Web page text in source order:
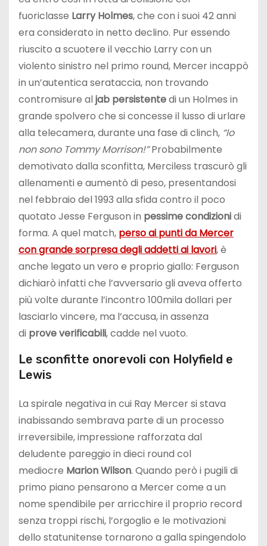
fuoriclasse Larry Holmes, che con i suoi 42 anni
era considerato in netto declino. Pur essendo
riuscito a scuotere il vecchio Larry con un
violento sinistro nel primo round, Mercer incappò
in un’autentica serataccia, non trovando
contromisure aljab persistentedi un Holmes in
grande spolvero che si concesse il lusso di urlare
alla telecamera, durante una fase di clinch, “Io
non sono Tommy Morrison!”Probabilmente
demotivato dalla sconfitta, Merciless trascurò gli
allenamenti e aumentò di peso, presentandosi
nel febbraio del 1993 alla sfida contro il poco
quotato Jesse Ferguson in pessime condizionidi
forma. A quel match, perso ai punti da Mercer
con grande sorpresa degli addetti ai lavori, è
anche legato un vero e proprio giallo: Ferguson
dichiarò infatti che l’avversario gli aveva offerto
più volte durante l’incontro 100mila dollari per
lasciarlo vincere, ma l’accusa, in assenza
di prove verificabili, cadde nel vuoto.
Le sconfitte onorevoli con Holyfield e
Lewis
La spirale negativa in cui Ray Mercer si stava
inabissando sembrava parte di un processo
irreversibile, impressione rafforzata dal
deludente pareggio in dieci round col
mediocre Marion Wilson. Quando però i pugili di
primo piano pensarono a Mercer come a un
nome spendibile per arricchire il proprio record
senza troppi rischi, l’orgoglio e le motivazioni
dello statunitense tornarono a galla spingendolo